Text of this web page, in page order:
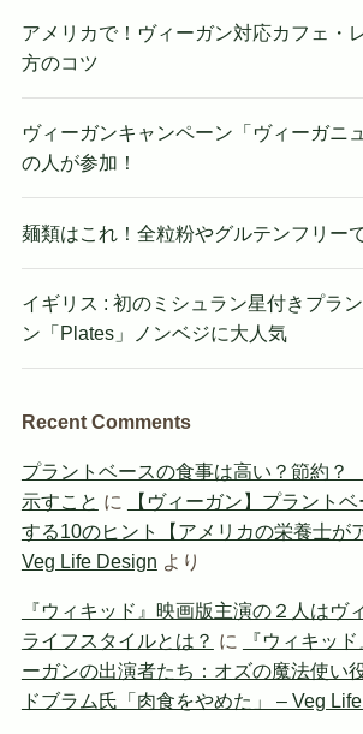
アメリカで！ヴィーガン対応カフェ
方のコツ
ヴィーガンキャンペーン「ヴィーガニ
の人が参加！
麺類はこれ！全粒粉やグルテンフリー
イギリス : 初のミシュラン星付きプラ
ン「Plates」ノンベジに大人気
Recent Comments
プラントベースの食事は高い？節約
示すこと に
【ヴィーガン】プラント
する10のヒント【アメリカの栄養士が
Veg Life Design より
『ウィキッド』映画版主演の２人はヴ
ライフスタイルとは？ に
『ウィキッ
ーガンの出演者たち：オズの魔法使い
ドブラム氏「肉食をやめた」 – Veg